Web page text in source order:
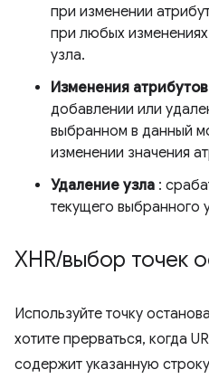
при изменении
при любых
узла.
Изменения атрибутов
добавлении или
выбранном в данный
изменении значения
Удаление узла :
текущего выбранного
XHR/выбор точек
Используйте точку
хотите прерваться, когда
содержит указанную